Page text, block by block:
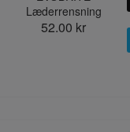
Læderrensning
52.00 kr